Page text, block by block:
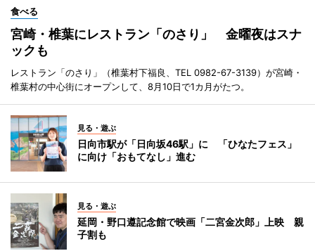
食べる
宮崎・椎葉にレストラン「のさり」 金曜夜はスナ
ックも
レストラン「のさり」（椎葉村下福良、TEL 0982-67-3139）が宮崎・
椎葉村の中心街にオープンして、8月10日で1カ月がたつ。
見る・遊ぶ
日向市駅が「日向坂46駅」に 「ひなたフェス」
に向け「おもてなし」進む
見る・遊ぶ
延岡・野口遵記念館で映画「二宮金次郎」上映 親
子割も